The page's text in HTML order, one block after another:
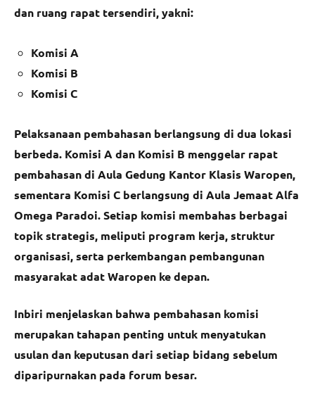
dan ruang rapat tersendiri, yakni:
Komisi A
Komisi B
Komisi C
Pelaksanaan pembahasan berlangsung di dua lokasi
berbeda. Komisi A dan Komisi B menggelar rapat
pembahasan di Aula Gedung Kantor Klasis Waropen,
sementara Komisi C berlangsung di Aula Jemaat Alfa
Omega Paradoi. Setiap komisi membahas berbagai
topik strategis, meliputi program kerja, struktur
organisasi, serta perkembangan pembangunan
masyarakat adat Waropen ke depan.
Inbiri menjelaskan bahwa pembahasan komisi
merupakan tahapan penting untuk menyatukan
usulan dan keputusan dari setiap bidang sebelum
diparipurnakan pada forum besar.